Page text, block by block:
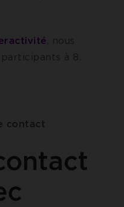
, nous
à 8.
contact